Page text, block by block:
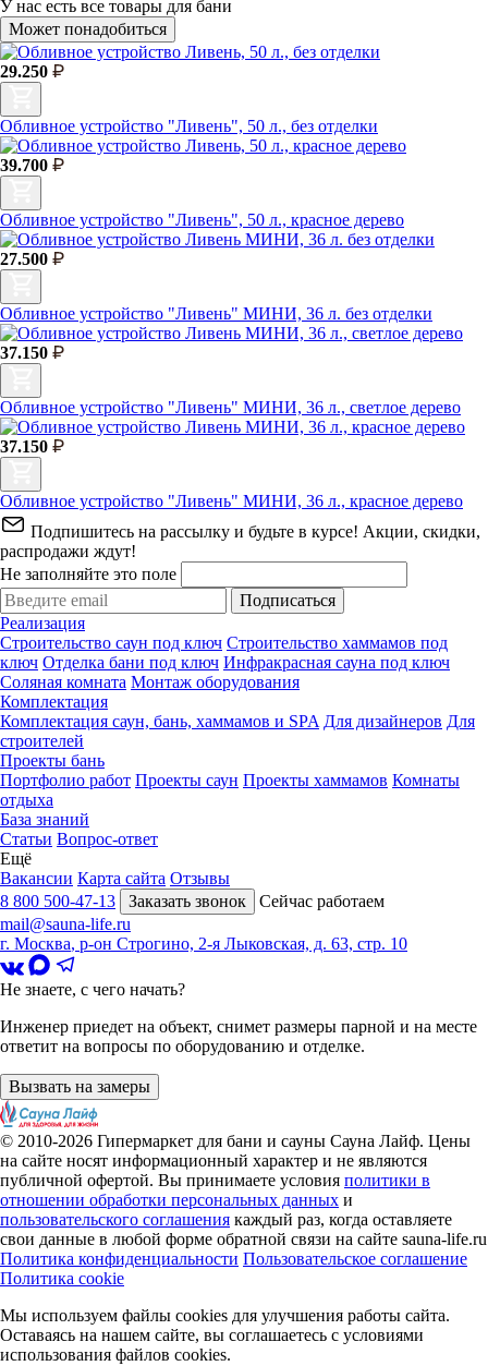
У нас есть все товары для бани
Может понадобиться
29.250
Обливное устройство "Ливень", 50 л., без отделки
39.700
Обливное устройство "Ливень", 50 л., красное дерево
27.500
Обливное устройство "Ливень" МИНИ, 36 л. без отделки
37.150
Обливное устройство "Ливень" МИНИ, 36 л., светлое дерево
37.150
Обливное устройство "Ливень" МИНИ, 36 л., красное дерево
Подпишитесь на рассылку и будьте в курсе! Акции, скидки,
распродажи ждут!
Не заполняйте это поле
Подписаться
Реализация
Строительство саун под ключ Строительство хаммамов под
ключ Отделка бани под ключ Инфракрасная сауна под ключ
Соляная комната Монтаж оборудования
Комплектация
Комплектация саун, бань, хаммамов и SPA Для дизайнеров Для
строителей
Проекты бань
Портфолио работ Проекты саун Проекты хаммамов Комнаты
отдыха
База знаний
Статьи Вопрос-ответ
Ещё
Вакансии Карта сайта Отзывы
8 800 500-47-13
Заказать звонок
Сейчас работаем
mail@sauna-life.ru
г. Москва, р-он Строгино, 2-я Лыковская, д. 63, стр. 10
Не знаете, с чего начать?
Инженер приедет на объект, снимет размеры парной и на месте
ответит на вопросы по оборудованию и отделке.
Вызвать на замеры
© 2010-2026 Гипермаркет для бани и сауны Сауна Лайф. Цены
на сайте носят информационный характер и не являются
публичной офертой. Вы принимаете условия политики в
отношении обработки персональных данных и
пользовательского соглашения каждый раз, когда оставляете
свои данные в любой форме обратной связи на сайте sauna-life.ru
Политика конфиденциальности Пользовательское соглашение
Политика cookie
Мы используем файлы cookies для улучшения работы сайта.
Оставаясь на нашем сайте, вы соглашаетесь с условиями
использования файлов cookies.